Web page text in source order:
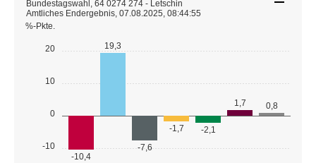
-10
0
10
20
%-Pkte.
-10,4
19,3
-7,6
-1,7 -2,1
1,7 0,8
Bundestagswahl, 64 0274 274 - Letschin
Amtliches Endergebnis, 07.08.2025, 08:44:55